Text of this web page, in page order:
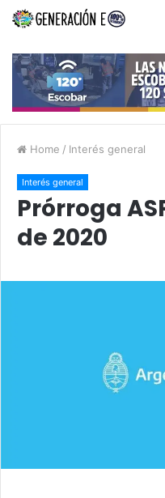
Home / Interés general
Interés general
Prórroga
de 2020